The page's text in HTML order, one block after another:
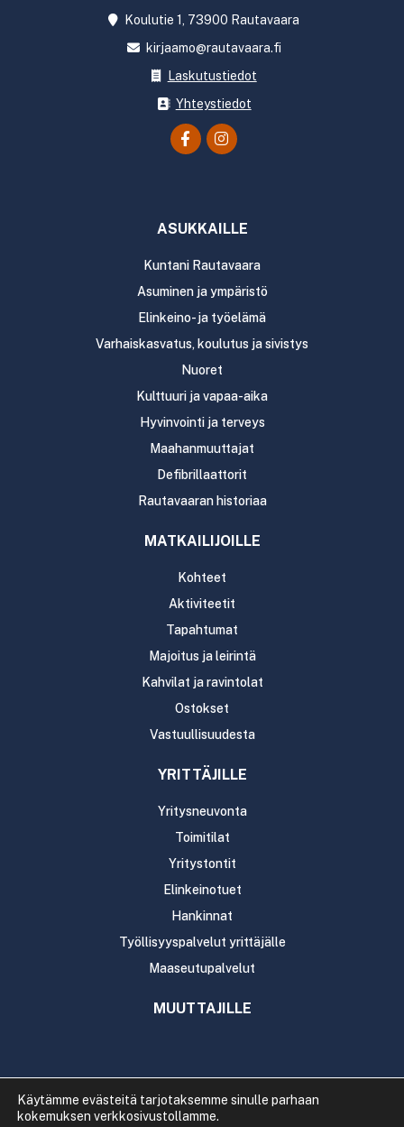
Koulutie 1, 73900 Rautavaara
kirjaamo@rautavaara.fi
Laskutustiedot
Yhteystiedot
ASUKKAILLE
Kuntani Rautavaara
Asuminen ja ympäristö
Elinkeino- ja työelämä
Varhaiskasvatus, koulutus ja sivistys
Nuoret
Kulttuuri ja vapaa-aika
Hyvinvointi ja terveys
Maahanmuuttajat
Defibrillaattorit
Rautavaaran historiaa
MATKAILIJOILLE
Kohteet
Aktiviteetit
Tapahtumat
Majoitus ja leirintä
Kahvilat ja ravintolat
Ostokset
Vastuullisuudesta
YRITTÄJILLE
Yritysneuvonta
Toimitilat
Yritystontit
Elinkeinotuet
Hankinnat
Työllisyyspalvelut yrittäjälle
Maaseutupalvelut
MUUTTAJILLE
Copyright 2020 Rautavaaran kunta
Käytämme evästeitä tarjotaksemme sinulle parhaan
kokemuksen verkkosivustollamme.